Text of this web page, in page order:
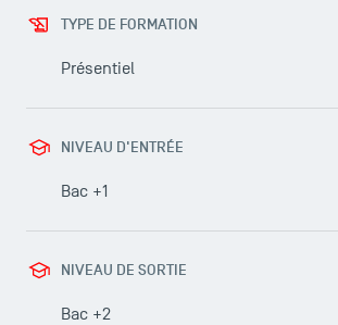
TYPE DE FORMATION
Présentiel
NIVEAU D'ENTRÉE
Bac +1
NIVEAU DE SORTIE
Bac +2